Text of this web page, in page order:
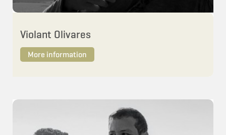
Violant Olivares
More information